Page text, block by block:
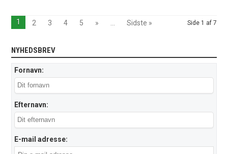
Side 1 af 7
1 2 3 4 5 » Sidste »
NYHEDSBREV
Fornavn:
Efternavn:
E-mail adresse: